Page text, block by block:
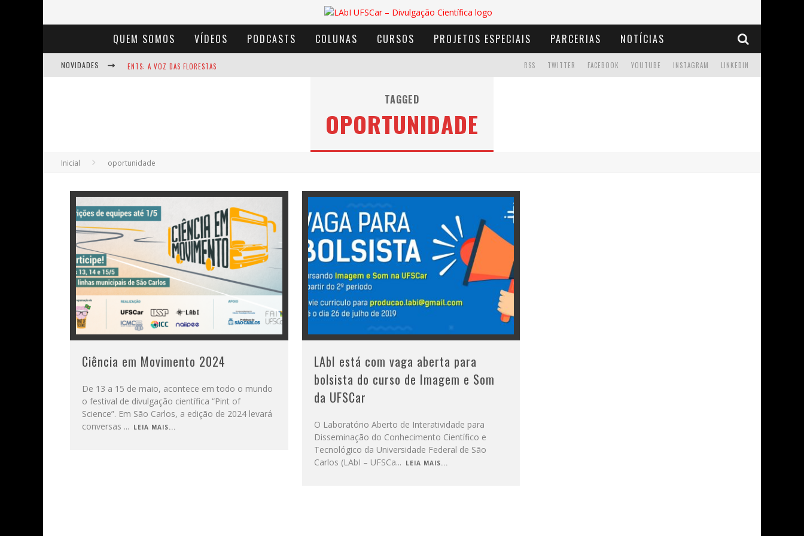
QUEM SOMOS VÍDEOS PODCASTS COLUNAS CURSOS PROJETOS ESPECIAIS PARCERIAS NOTÍCIAS
NOVIDADES ENTS: A VOZ DAS FLORESTAS
BAÚ DE HISTÓRIAS - A JAMAIS IMAGINADA AVENTURA COM OS MOINHOS DE VENTO
LINKEDIN
INSTAGRAM
YOUTUBE
FACEBOOK
TWITTER
RSS
TAGGED
OPORTUNIDADE
Inicial oportunidade
Ciência em Movimento 2024
De 13 a 15 de maio, acontece em todo o mundo
o festival de divulgação científica “Pint of
Science”. Em São Carlos, a edição de 2024 levará
conversas ... LEIA MAIS...
LAbI está com vaga aberta para
bolsista do curso de Imagem e Som
da UFSCar
O Laboratório Aberto de Interatividade para
Disseminação do Conhecimento Científico e
Tecnológico da Universidade Federal de São
Carlos (LAbI – UFSCa... LEIA MAIS...